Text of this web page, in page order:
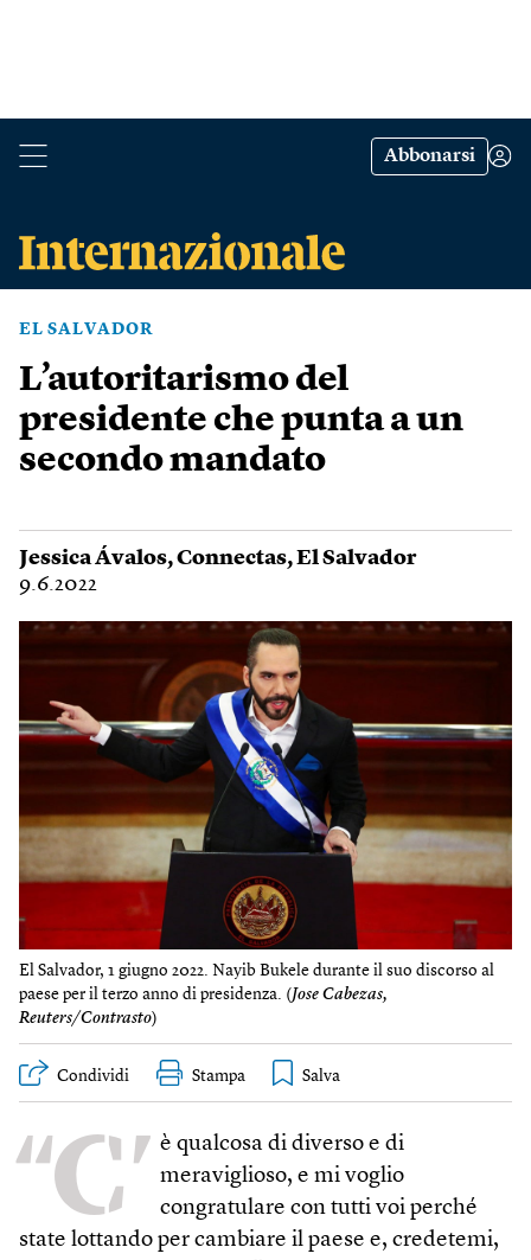
Abbonarsi
EL SALVADOR
L’autoritarismo del
presidente che punta a un
secondo mandato
Jessica Ávalos,Connectas,El Salvador
9.6.2022
El Salvador, 1 giugno 2022. Nayib Bukele durante il suo discorso al
paese per il terzo anno di presidenza. (Jose Cabezas,
Reuters/Contrasto)
Condividi Stampa
“C’ è qualcosa di diverso e di
meraviglioso, e mi voglio
congratulare con tutti voi perché
state lottando per cambiare il paese e, credetemi,